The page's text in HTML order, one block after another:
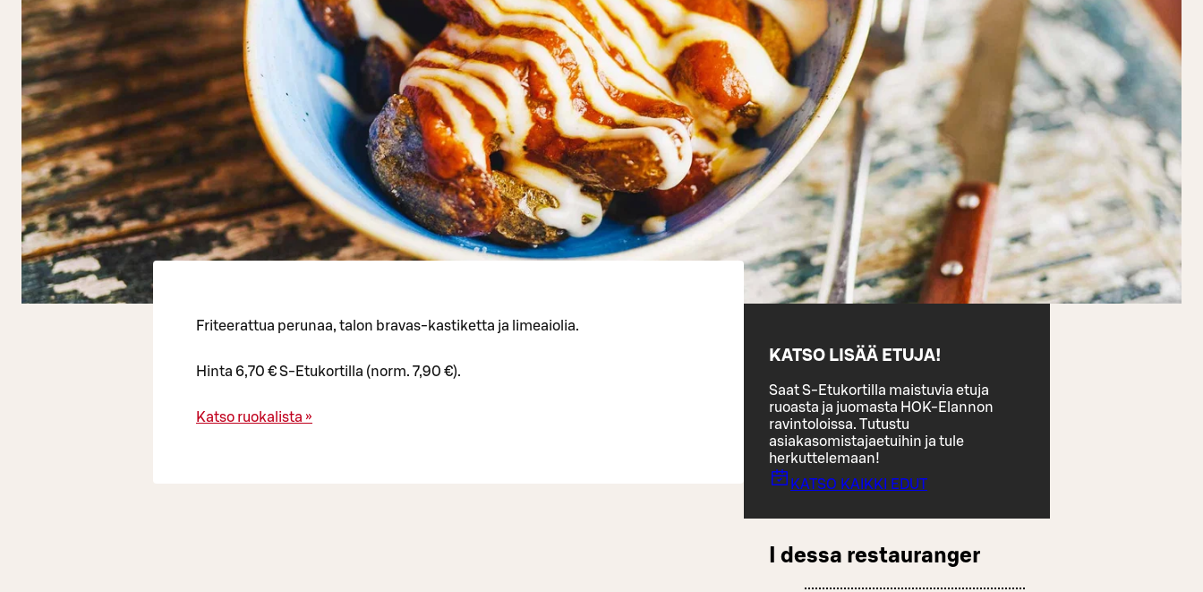
Friteerattua perunaa, talon bravas-kastiketta ja limeaiolia.
Hinta 6,70 € S-Etukortilla (norm. 7,90 €).
Katso ruokalista »
KATSO LISÄÄ ETUJA!
Saat S-Etukortilla maistuvia etuja
ruoasta ja juomasta HOK-Elannon
ravintoloissa. Tutustu
asiakasomistajaetuihin ja tule
herkuttelemaan!
KATSO KAIKKI EDUT
I dessa restauranger